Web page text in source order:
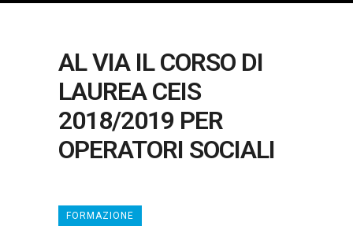
AL VIA IL CORSO DI
LAUREA CEIS
2018/2019 PER
OPERATORI SOCIALI
FORMAZIONE